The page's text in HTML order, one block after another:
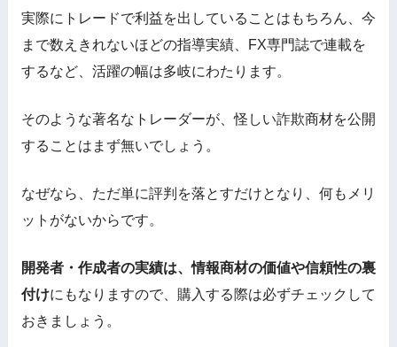
実際にトレードで利益を出していることはもちろん、今
まで数えきれないほどの指導実績、FX専門誌で連載を
するなど、活躍の幅は多岐にわたります。
そのような著名なトレーダーが、怪しい詐欺商材を公開
することはまず無いでしょう。
なぜなら、ただ単に評判を落とすだけとなり、何もメリ
ットがないからです。
開発者・作成者の実績は、情報商材の価値や信頼性の裏
付けにもなりますので、購入する際は必ずチェックして
おきましょう。